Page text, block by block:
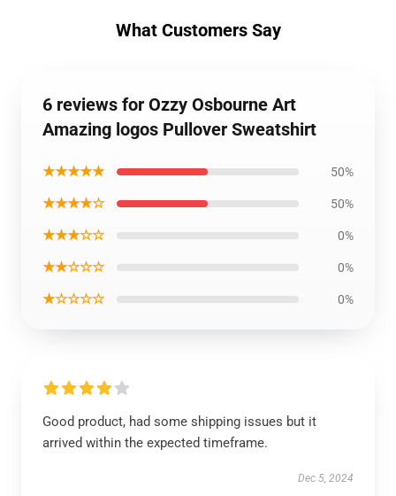
What Customers Say
6 reviews for Ozzy Osbourne Art
Amazing logos Pullover Sweatshirt
★★★★★ 50%
★★★★☆ 50%
★★★☆☆ 0%
★★☆☆☆ 0%
★☆☆☆☆ 0%
Good product, had some shipping issues but it
arrived within the expected timeframe.
Dec 5, 2024